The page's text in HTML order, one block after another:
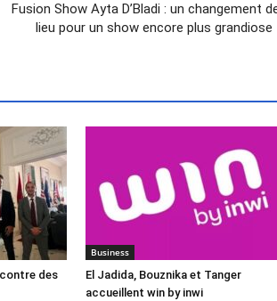
Fusion Show Ayta D’Bladi : un changement
lieu pour un show encore plus grandiose
des
Business
El Jadida, Bouznika et Tanger
accueillent win by inwi